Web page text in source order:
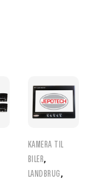
KAMERA TIL
BILER,
LANDBRUG ,